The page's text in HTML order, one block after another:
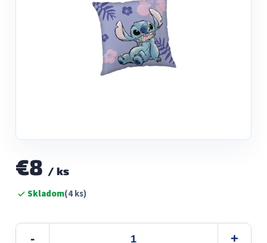
€8 / ks
Jednotková
cena:Skladom(4 ks)